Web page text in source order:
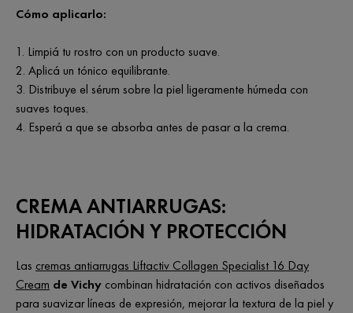
Cómo aplicarlo:
Limpiá tu rostro con un producto suave.
Aplicá un tónico equilibrante.
Distribuye el sérum sobre la piel ligeramente húmeda con
suaves toques.
Esperá a que se absorba antes de pasar a la crema.
CREMA ANTIARRUGAS:
HIDRATACIÓN Y PROTECCIÓN
Las cremas antiarrugas Liftactiv Collagen Specialist 16 Day
Cream de Vichy combinan hidratación con activos diseñados
para suavizar líneas de expresión, mejorar la textura de la piel y